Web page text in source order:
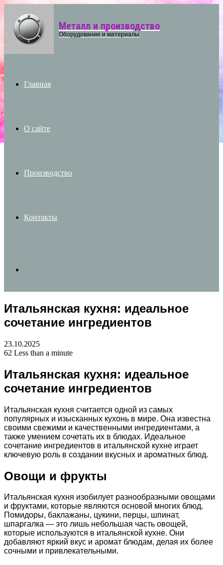
Menu Металл и производство
Оборудование и материалы
Главная
О сайте
Производство
Контакты
for
Итальянская кухня: идеальное
сочетание ингредиентов
23.10.2025
62 Less than a minute
Итальянская кухня: идеальное
сочетание ингредиентов
Итальянская кухня считается одной из самых
популярных и изысканных кухонь в мире. Она известна
своими свежими и качественными ингредиентами, а
также умением сочетать их в блюдах. Идеальное
сочетание ингредиентов в итальянской кухне играет
ключевую роль в создании вкусных и ароматных блюд.
Овощи и фрукты
Итальянская кухня изобилует разнообразными овощами
и фруктами, которые являются основой многих блюд.
Помидоры, баклажаны, цукини, перцы, шпинат,
шпаргалка — это лишь небольшая часть овощей,
которые используются в итальянской кухне. Они
добавляют яркий вкус и аромат блюдам, делая их более
сочными и привлекательными.